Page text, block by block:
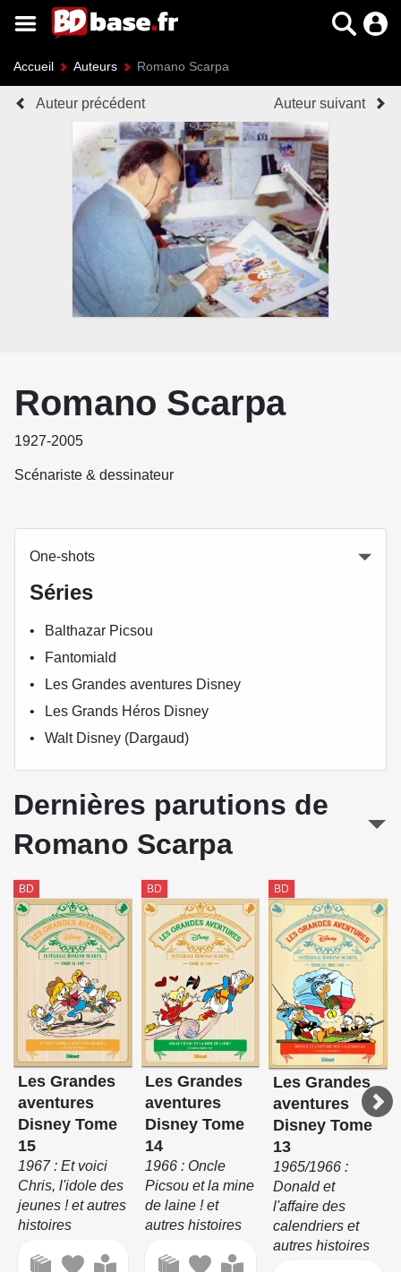
Accueil Auteurs Romano Scarpa
Auteur précédent Auteur suivant
Romano Scarpa
1927-2005
Scénariste & dessinateur
One-shots
Séries
Balthazar Picsou
Fantomiald
Les Grandes aventures Disney
Les Grands Héros Disney
Walt Disney (Dargaud)
Dernières parutions de
Romano Scarpa
BD
Les Grandes
aventures
Disney Tome
15
1967 : Et voici
Chris, l'idole des
jeunes ! et autres
histoires
BD
Les Grandes
aventures
Disney Tome
14
1966 : Oncle
Picsou et la mine
de laine ! et
autres histoires
BD
Les Grandes
aventures
Disney Tome
13
1965/1966 :
Donald et
l'affaire des
calendriers et
autres histoires